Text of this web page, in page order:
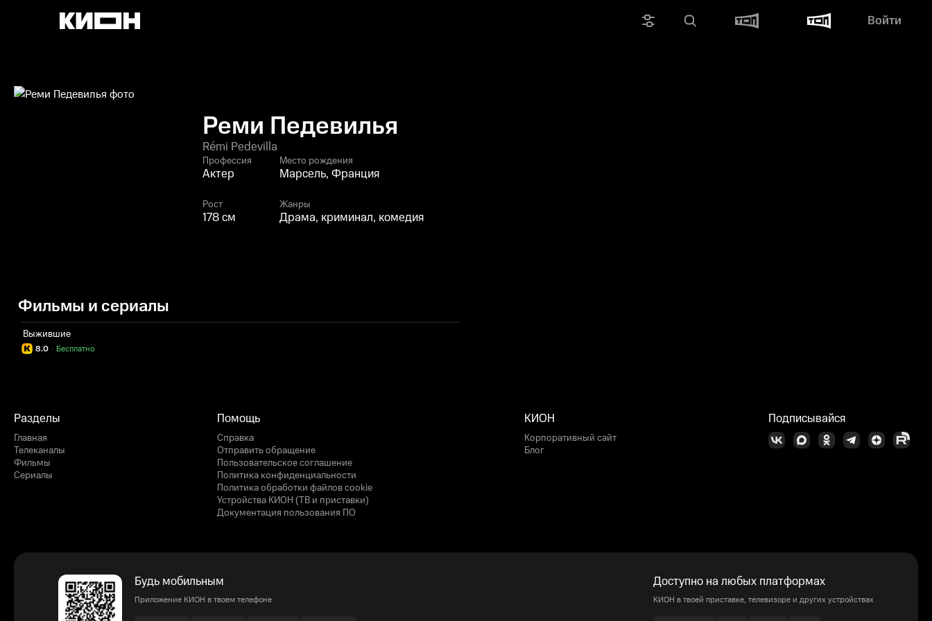
Войти
Реми Педевилья
Rémi Pedevilla
Профессия
Актер
Место рождения
Марсель, Франция
Рост
178 см
Жанры
Драма, криминал, комедия
Фильмы и сериалы
Выжившие
8.0 Бесплатно
·
Разделы
Главная
Телеканалы
Фильмы
Сериалы
Помощь
Справка
Отправить обращение
Пользовательское соглашение
Политика конфиденциальности
Политика обработки файлов cookie
Устройства КИОН (ТВ и приставки)
Документация пользования ПО
КИОН
Корпоративный сайт
Блог
Подписывайся
Будь мобильным
Приложение КИОН в твоем телефоне
Доступно на любых платформах
КИОН в твоей приставке, телевизоре и других устройствах